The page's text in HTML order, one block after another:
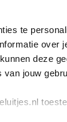
te
deze
jouw
while loading